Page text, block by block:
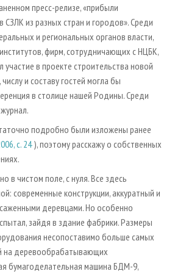
пресс-релизе, «прибыли
СЗЛК из разных стран и городов». Среди
и региональных органов власти,
фирм, сотрудничающих с НЦБК,
участие в проекте строительства новой
и составу гостей могла бы
в столице нашей Родины. Среди
подробно были изложены ранее
с. 24), поэтому расскажу о собственных
в чистом поле, с нуля. Все здесь
современные конструкции, аккуратный и
деревцами. Но особенно
зайдя в здание фабрики. Размеры
несопоставимо больше самых
на деревообрабатывающих
бумагоделательная машина БДМ-9,